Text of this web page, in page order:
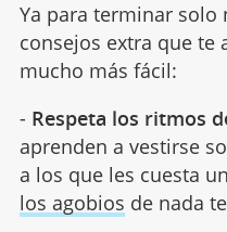
Ya para terminar solo
consejos extra que te
mucho más fácil:
- Respeta los ritmos
aprenden a vestirse
a los que les cuesta
los agobios de nada